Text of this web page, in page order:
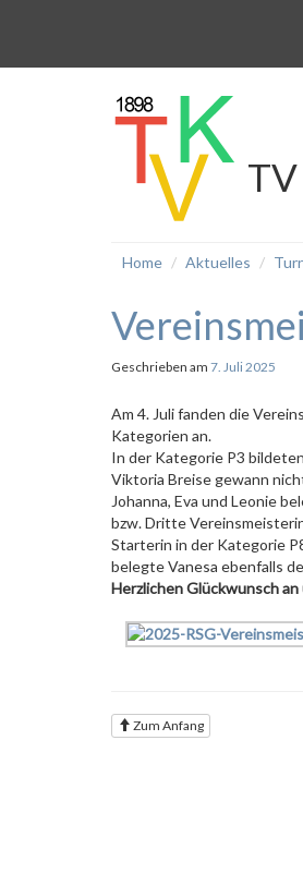
Home Aktuelles
Geschrieben am 7. Juli 2025
Am 4. Juli fanden die
Kategorien an.
In der Kategorie P3
Viktoria Breise gewann
Johanna, Eva und Leonie
bzw. Dritte
Starterin in der Kategorie
belegte Vanesa ebenfalls
Herzlichen Glückwunsch
Zum Anfang